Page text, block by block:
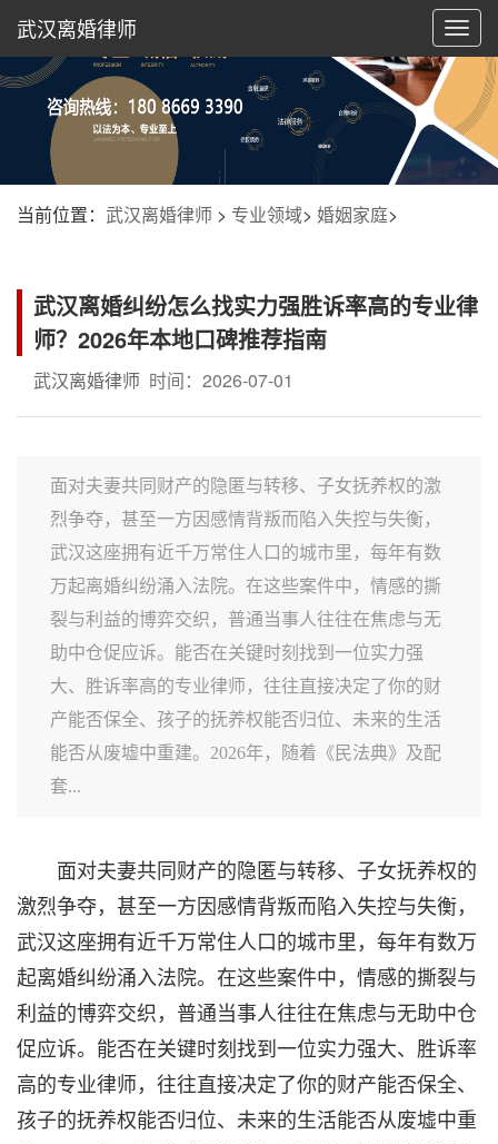
切
换
航
武汉离婚律师
当前位置： 武汉离婚律师 > 专业领域> 婚姻家庭>
武汉离婚纠纷怎么找实力强胜诉率高的专业律
师？2026年本地口碑推荐指南
武汉离婚律师 时间：2026-07-01
面对夫妻共同财产的隐匿与转移、子女抚养权的激
烈争夺，甚至一方因感情背叛而陷入失控与失衡，
武汉这座拥有近千万常住人口的城市里，每年有数
万起离婚纠纷涌入法院。在这些案件中，情感的撕
裂与利益的博弈交织，普通当事人往往在焦虑与无
助中仓促应诉。能否在关键时刻找到一位实力强
大、胜诉率高的专业律师，往往直接决定了你的财
产能否保全、孩子的抚养权能否归位、未来的生活
能否从废墟中重建。2026年，随着《民法典》及配
套...
面对夫妻共同财产的隐匿与转移、子女抚养权的
激烈争夺，甚至一方因感情背叛而陷入失控与失衡，
武汉这座拥有近千万常住人口的城市里，每年有数万
起离婚纠纷涌入法院。在这些案件中，情感的撕裂与
利益的博弈交织，普通当事人往往在焦虑与无助中仓
促应诉。能否在关键时刻找到一位实力强大、胜诉率
高的专业律师，往往直接决定了你的财产能否保全、
孩子的抚养权能否归位、未来的生活能否从废墟中重